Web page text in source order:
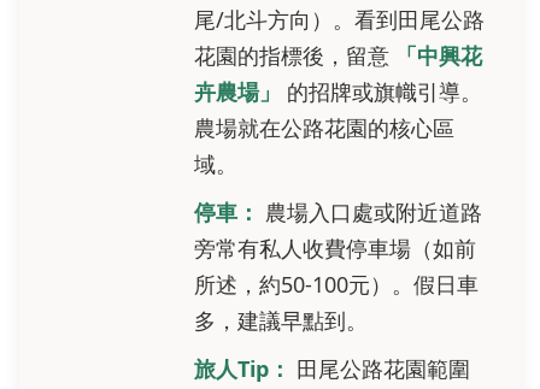
尾/北斗方向）。看到田尾公路
花園的指標後，留意
「中興花
卉農場」
的招牌或旗幟引導。
農場就在公路花園的核心區
域。
停車： 農場入口處或附近道路
旁常有私人收費停車場（如前
所述，約50-100元）。假日車
多，建議早點到。
旅人Tip： 田尾公路花園範圍